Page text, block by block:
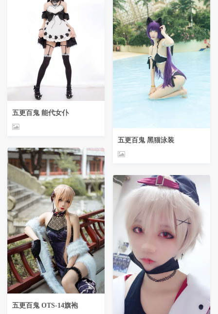
五更百鬼 能代女仆
五更百鬼 OTS-14旗袍
五更百鬼 黑猫泳装